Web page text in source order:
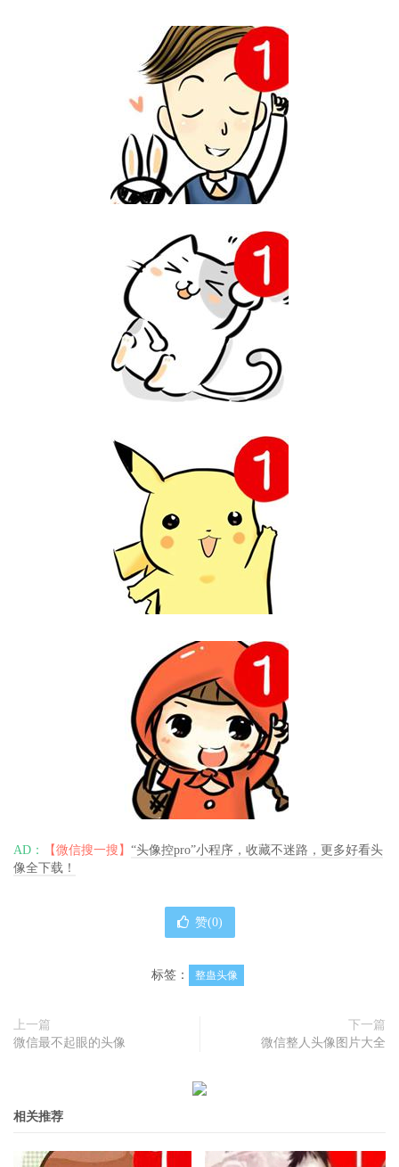
AD： 【微信搜一搜】 “头像控pro”小程序，收藏不迷路，更多好看头
像全下载！
赞(0)
标签： 整蛊头像
上一篇
微信最不起眼的头像
下一篇
微信整人头像图片大全
相关推荐